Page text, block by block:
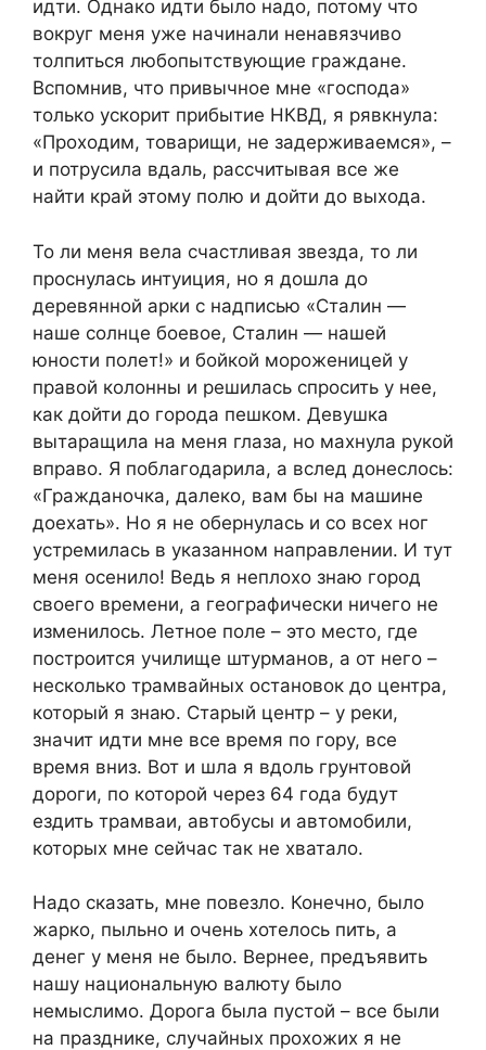
идти. Однако идти было надо, потому что
вокруг меня уже начинали ненавязчиво
толпиться любопытствующие граждане.
Вспомнив, что привычное мне «господа»
только ускорит прибытие НКВД, я рявкнула:
«Проходим, товарищи, не задерживаемся», –
и потрусила вдаль, рассчитывая все же
найти край этому полю и дойти до выхода.
То ли меня вела счастливая звезда, то ли
проснулась интуиция, но я дошла до
деревянной арки с надписью «Сталин —
наше солнце боевое, Сталин — нашей
юности полет!» и бойкой мороженицей у
правой колонны и решилась спросить у нее,
как дойти до города пешком. Девушка
вытаращила на меня глаза, но махнула рукой
вправо. Я поблагодарила, а вслед донеслось:
«Гражданочка, далеко, вам бы на машине
доехать». Но я не обернулась и со всех ног
устремилась в указанном направлении. И тут
меня осенило! Ведь я неплохо знаю город
своего времени, а географически ничего не
изменилось. Летное поле – это место, где
построится училище штурманов, а от него –
несколько трамвайных остановок до центра,
который я знаю. Старый центр – у реки,
значит идти мне все время по гору, все
время вниз. Вот и шла я вдоль грунтовой
дороги, по которой через 64 года будут
ездить трамваи, автобусы и автомобили,
которых мне сейчас так не хватало.
Надо сказать, мне повезло. Конечно, было
жарко, пыльно и очень хотелось пить, а
денег у меня не было. Вернее, предъявить
нашу национальную валюту было
немыслимо. Дорога была пустой – все были
на празднике, случайных прохожих я не